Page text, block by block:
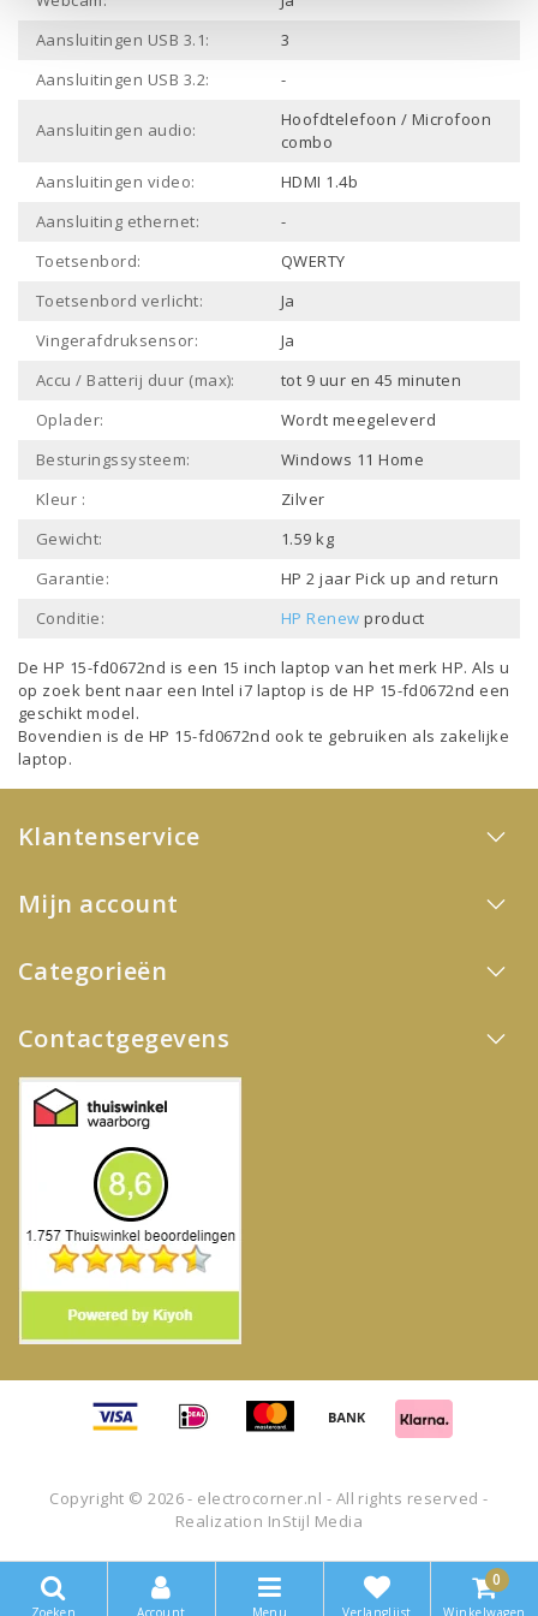
Aansluitingen USB 3.1:
3
Aansluitingen USB 3.2:
-
Aansluitingen audio:
Hoofdtelefoon / Microfoon
combo
Aansluitingen video:
HDMI 1.4b
Aansluiting ethernet:
-
Toetsenbord:
QWERTY
Toetsenbord verlicht:
Ja
Vingerafdruksensor:
Ja
Accu / Batterij duur (max):
tot 9 uur en 45 minuten
Oplader:
Wordt meegeleverd
Besturingssysteem:
Windows 11 Home
Kleur :
Zilver
Gewicht:
1.59 kg
Garantie:
HP 2 jaar Pick up and return
Conditie:
HP Renew product
De HP 15-fd0672nd is een 15 inch laptop van het merkHP. Als u
op zoek bent naar een Intel i7 laptopis de HP 15-fd0672nd een
geschikt model.
Bovendien is de HP 15-fd0672nd ook te gebruiken als zakelijke
laptop.
Klantenservice
Mijn account
Categorieën
Contactgegevens
Copyright © 2026 - electrocorner.nl - All rights reserved -
Realization InStijl Media
Zoeken Account Menu Verlanglijst
0
Winkelwagen